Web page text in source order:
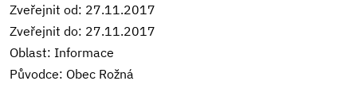
Zveřejnit od: 27.11.2017
Zveřejnit do: 27.11.2017
Oblast: Informace
Původce: Obec Rožná